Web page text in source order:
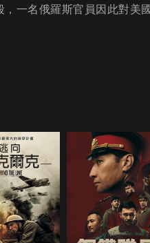
一名俄羅斯官員因此對美